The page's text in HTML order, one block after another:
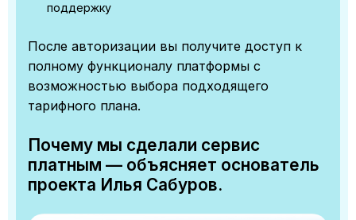
поддержку
После авторизации вы получите доступ к
полному функционалу платформы с
возможностью выбора подходящего
тарифного плана.
Почему мы сделали сервис
платным — объясняет основатель
проекта Илья Сабуров.